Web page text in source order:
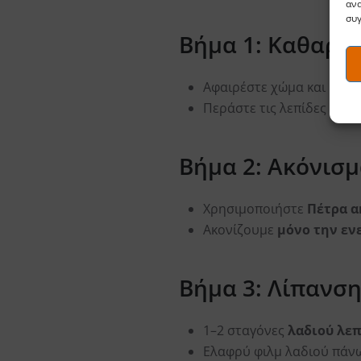
Βήμα 1:
Αφαιρέστε χώμα και
Περάστε τις λεπίδες με
Βήμα 2:
Χρησιμοποιήστε Πέτρα
Ακονίζουμε μόνο την
Βήμα 3: Λίπανση
1–2 σταγόνες λαδιού
Ελαφρύ φιλμ λαδιού